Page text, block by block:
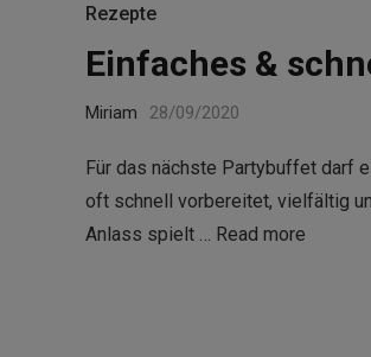
Rezepte
Einfaches &
Miriam 28/09/2020
Für das nächste Partybuffet darf
oft schnell vorbereitet, vielfältig
Anlass spielt … Read more